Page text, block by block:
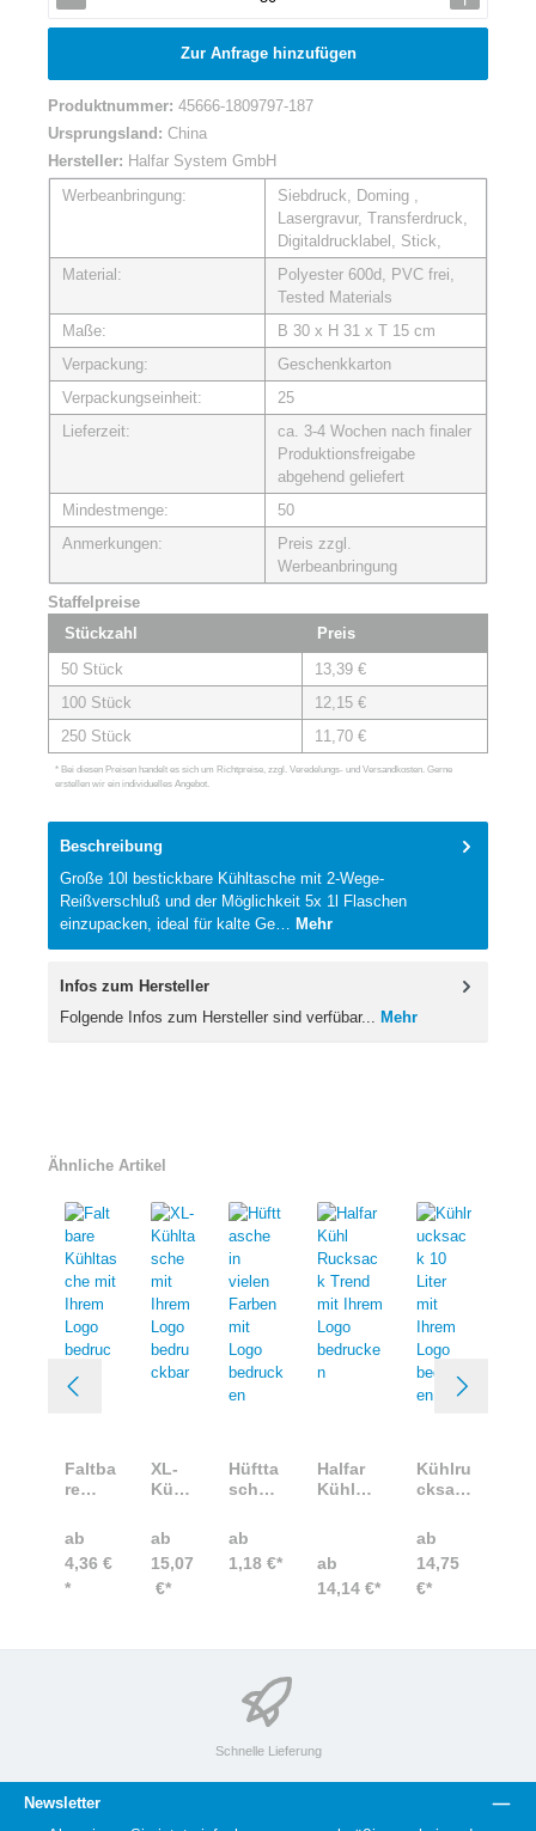
Zur Anfrage hinzufügen
Produktnummer: 45666-1809797-187
Ursprungsland: China
Hersteller: Halfar System GmbH
Werbeanbringung:
Siebdruck, Doming ,
Lasergravur, Transferdruck,
Digitaldrucklabel, Stick,
Material:
Polyester 600d, PVC frei,
Tested Materials
Maße:
B 30 x H 31 x T 15 cm
Verpackung:
Geschenkkarton
Verpackungseinheit:
25
Lieferzeit:
ca. 3-4 Wochen nach finaler
Produktionsfreigabe
abgehend geliefert
Mindestmenge:
50
Anmerkungen:
Preis zzgl.
Werbeanbringung
Staffelpreise
Stückzahl
Preis
50 Stück
13,39 €
100 Stück
12,15 €
250 Stück
11,70 €
* Bei diesen Preisen handelt es sich um Richtpreise, zzgl. Veredelungs- und Versandkosten. Gerne
erstellen wir ein individuelles Angebot.
Beschreibung
Große 10l bestickbare Kühltasche mit 2-Wege-
Reißverschluß und der Möglichkeit 5x 1l Flaschen
einzupacken, ideal für kalte Ge… Mehr
Infos zum Hersteller
Folgende Infos zum Hersteller sind verfübar... Mehr
Ähnliche Artikel
Faltba
re
asche
mit
Ihrem
Logo
ab
4,36 €
*
XL-
Kühlt
e mit
Ihre
m
Logo
ar
ab
15,07
€*
Hüftta
sche
vielen
Farbe
n mit
ab
1,18 €*
Halfar
Kühl
mit
Ihrem
ken
ab
14,14 €*
Kühlru
cksac
Liter
mit
Ihrem
Logo
ab
14,75
€*
Schnelle Lieferung
Newsletter